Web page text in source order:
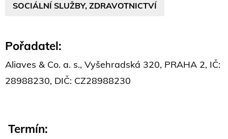
SOCIÁLNÍ SLUŽBY, ZDRAVOTNICTVÍ
Pořadatel:
Aliaves & Co. a. s., Vyšehradská 320, PRAHA 2, IČ:
28988230, DIČ: CZ28988230
Termín: